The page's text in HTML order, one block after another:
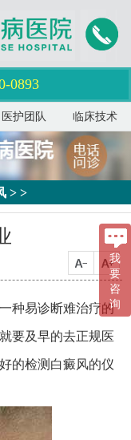
0893
医护团队 临床技术
> >
种易诊断难治疗的
要及早的去正规医
的检测白癜风的仪
我
要
咨
询